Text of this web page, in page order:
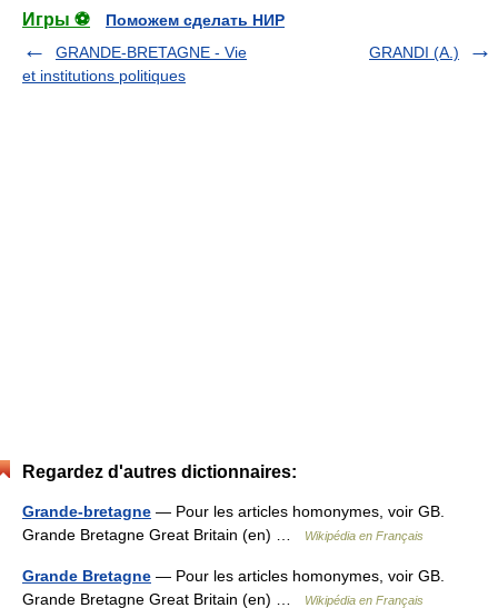
Игры ⚽
Поможем сделать НИР
GRANDE-BRETAGNE - Vie
et institutions politiques
GRANDI (A.)
Regardez d'autres dictionnaires:
Grande-bretagne — Pour les articles homonymes, voir GB.
Grande Bretagne Great Britain (en) …
Wikipédia en Français
Grande Bretagne — Pour les articles homonymes, voir GB.
Grande Bretagne Great Britain (en) …
Wikipédia en Français